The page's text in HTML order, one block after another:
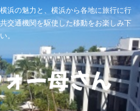
浜の魅力と、横浜から各地に旅行に行
交通機関を駆使した移動をお楽しみ下
。